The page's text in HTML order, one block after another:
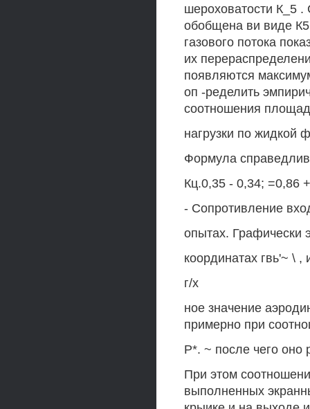
шероховатости К_5
обобщена ви виде
газового потока
их
появляются
оп -ределить
соотношения
нагрузки по жидкой
Формула
Кц.0,35 - 0,34; =0,86
- Сопротивление
опытах. Графически
координатах гвь'~ \ ,
г/х
ное значение
примерно при
Р*. ~ после чего оно
При этом
выполненных